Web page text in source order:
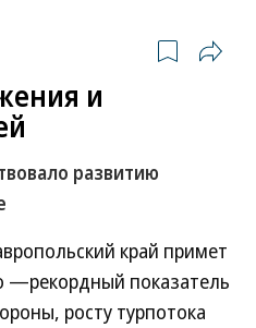
и
развитию
край примет
—рекордный показатель
росту турпотока